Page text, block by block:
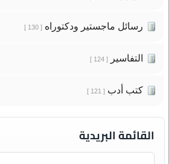
رسائل ماجستير ودكتوراه[ 130 ]
التفاسير[ 124 ]
كتب أدب[ 121 ]
القائمة البريدية